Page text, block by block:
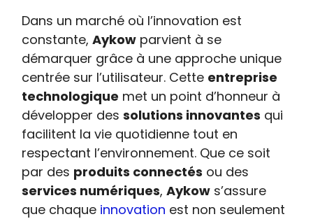
Dans un marché où l’innovation est
constante,Aykow parvient à se
démarquer grâce à une approche unique
centrée sur l’utilisateur. Cette entreprise
technologique met un point d’honneur à
développer dessolutions innovantes qui
facilitent la vie quotidienne tout en
respectant l’environnement. Que ce soit
par des produits connectés ou des
services numériques,Aykow s’assure
que chaque innovation est non seulement